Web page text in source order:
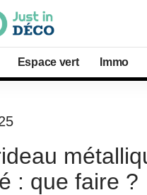
Espace vert Immo
: que faire ?